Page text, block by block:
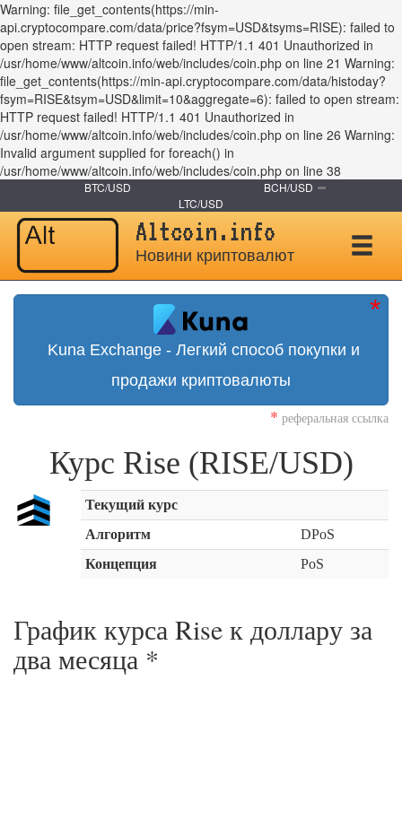
Warning: file_get_contents(https://min-
api.cryptocompare.com/data/price?fsym=USD&tsyms=RISE): failed to
open stream: HTTP request failed! HTTP/1.1 401 Unauthorized in
/usr/home/www/altcoin.info/web/includes/coin.php on line 21 Warning:
file_get_contents(https://min-api.cryptocompare.com/data/histoday?
fsym=RISE&tsym=USD&limit=10&aggregate=6): failed to open stream:
HTTP request failed! HTTP/1.1 401 Unauthorized in
/usr/home/www/altcoin.info/web/includes/coin.php on line 26 Warning:
Invalid argument supplied for foreach() in
/usr/home/www/altcoin.info/web/includes/coin.php on line 38
BTC/USD
BCH/USD
LTC/USD
Altcoin.info
Новини криптовалют
Kuna Exchange - Легкий способ покупки и
продажи криптовалюты
* реферальная ссылка
Курс Rise (RISE/USD)
Текущий курс
Алгоритм
DPoS
Концепция
PoS
График курса Rise к доллару за
два месяца *